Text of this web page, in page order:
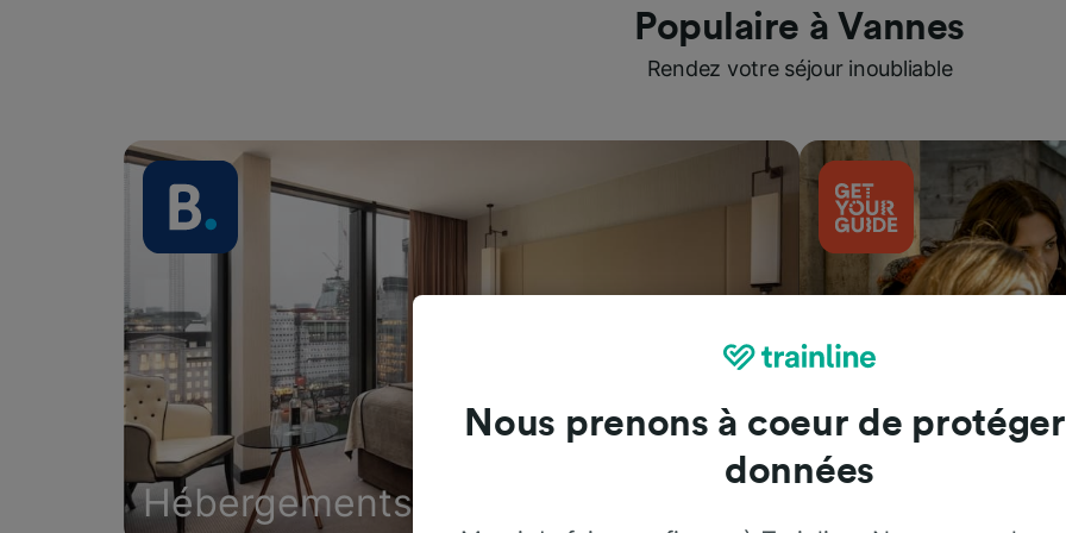
Populaire à Vannes
Rendez votre séjour inoubliable
Hébergements
Nous prenons à coeur de
données